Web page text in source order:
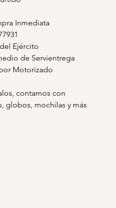
Inmediata
Ejército
de Servientrega
Motorizado
contamos con
globos, mochilas y más